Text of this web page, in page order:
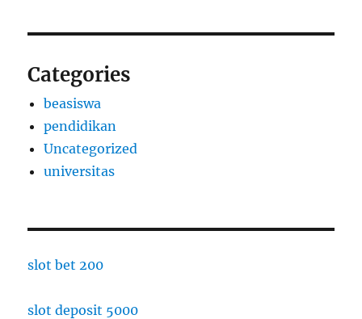
Categories
beasiswa
pendidikan
Uncategorized
universitas
slot bet 200
slot deposit 5000